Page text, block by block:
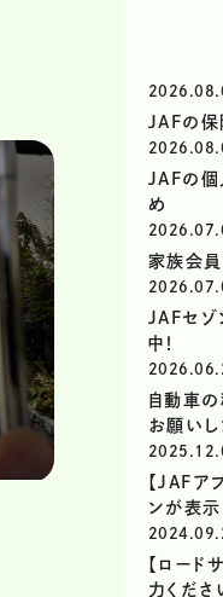
JAFの保
JAFの個
め
家族会
JAFセゾ
中！
自動車
お願いし
【JAFア
ンが表
【ロード
力くださ